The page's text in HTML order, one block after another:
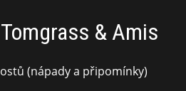
& Amis
(nápady a připomínky)